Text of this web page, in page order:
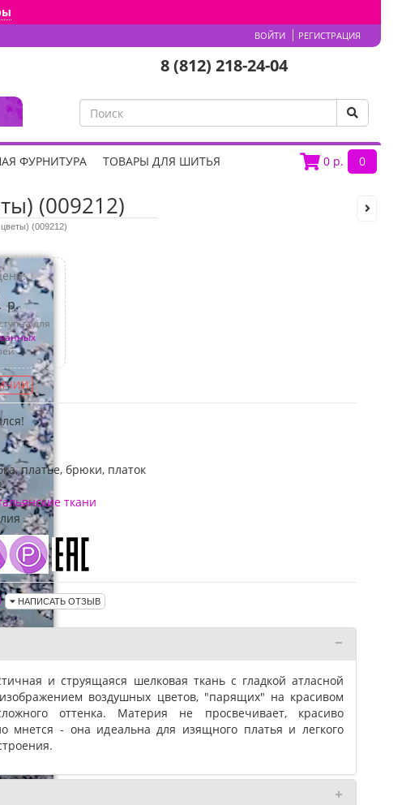
ВОЙТИ РЕГИСТРАЦИЯ
8 (812) 218-24-04
0 р. 0
ФУРНИТУРА ТОВАРЫ ДЛЯ ШИТЬЯ
(009212)
(009212)
р.
для
платье, брюки, платок
ткани
НАПИСАТЬ ОТЗЫВ
и струящаяся шелковая ткань с гладкой атласной
воздушных цветов, "парящих" на красивом
оттенка. Материя не просвечивает, красиво
мнется - она идеальна для изящного платья и легкого